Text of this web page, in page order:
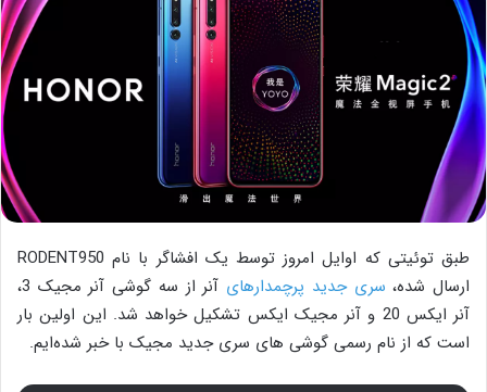
طبق توئیتی که اوایل امروز توسط یک افشاگر با نام RODENT950
ارسال شده، سری جدید پرچمدارهای
آنر از سه گوشی آنر مجیک 3،
آنر ایکس 20 و آنر مجیک ایکس تشکیل خواهد شد. این اولین بار
است که از نام رسمی گوشی های سری جدید مجیک با خبر شده‌ایم.